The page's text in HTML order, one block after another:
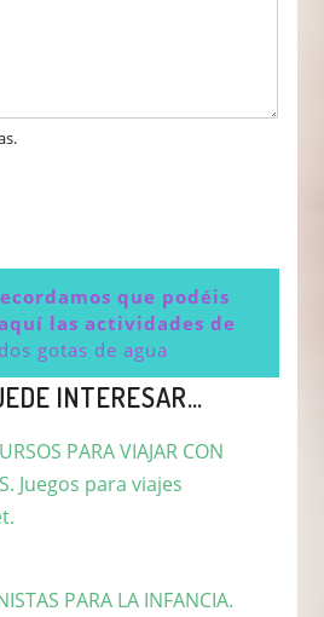
que podéis
las actividades de
gotas de agua
INTERESAR…
PARA VIAJAR CON
Juegos para viajes
PARA LA INFANCIA.